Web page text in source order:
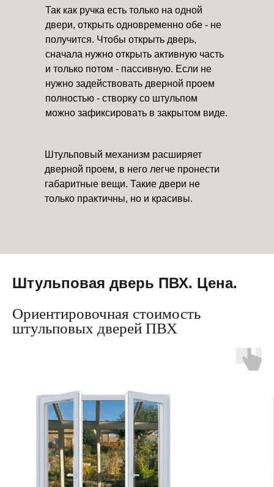
Штульповый механизм расширяет
дверной проем, в него легче пронести
габаритные вещи. Такие двери не
только практичны, но и красивы.
Так как ручка есть только на одной
двери, открыть одновременно обе - не
получится. Чтобы открыть дверь,
сначала нужно открыть активную часть
и только потом - пассивную. Если не
нужно задействовать дверной проем
полностью - створку со штульпом
можно зафиксировать в закрытом виде.
Штульповая дверь ПВХ. Цена.
Ориентировочная стоимость
штульповых дверей ПВХ